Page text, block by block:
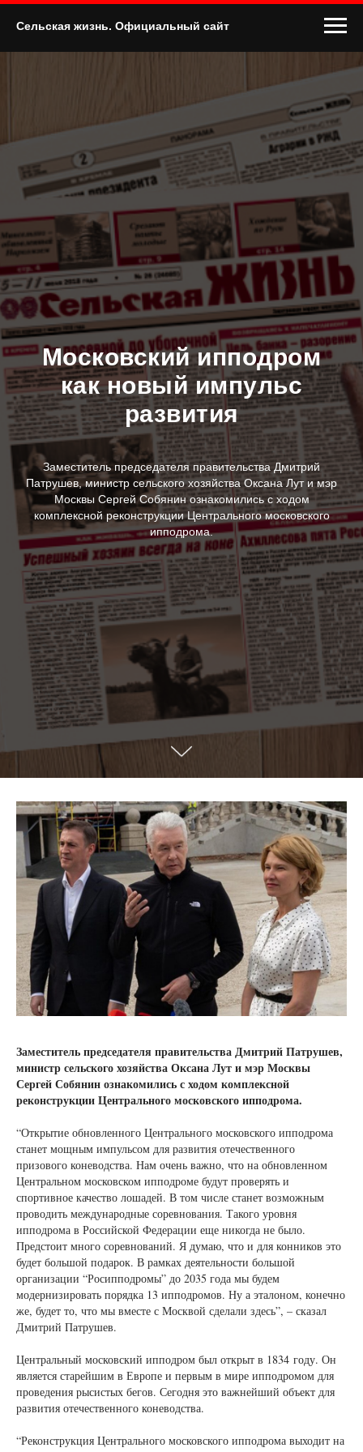
Сельская жизнь. Официальный сайт
Московский ипподром
как новый импульс
развития
Заместитель председателя правительства Дмитрий
Патрушев, министр сельского хозяйства Оксана Лут и мэр
Москвы Сергей Собянин ознакомились с ходом
комплексной реконструкции Центрального московского
ипподрома.
Заместитель председателя правительства Дмитрий Патрушев,
министр сельского хозяйства Оксана Лут и мэр Москвы
Сергей Собянин ознакомились с ходом комплексной
реконструкции Центрального московского ипподрома.
“Открытие обновленного Центрального московского ипподрома
станет мощным импульсом для развития отечественного
призового коневодства. Нам очень важно, что на обновленном
Центральном московском ипподроме будут проверять и
спортивное качество лошадей. В том числе станет возможным
проводить международные соревнования. Такого уровня
ипподрома в Российской Федерации еще никогда не было.
Предстоит много соревнований. Я думаю, что и для конников это
будет большой подарок. В рамках деятельности большой
организации “Росипподромы” до 2035 года мы будем
модернизировать порядка 13 ипподромов. Ну а эталоном, конечно
же, будет то, что мы вместе с Москвой сделали здесь”, – сказал
Дмитрий Патрушев.
Центральный московский ипподром был открыт в 1834 году. Он
является старейшим в Европе и первым в мире ипподромом для
проведения рысистых бегов. Сегодня это важнейший объект для
развития отечественного коневодства.
“Реконструкция Центрального московского ипподрома выходит на